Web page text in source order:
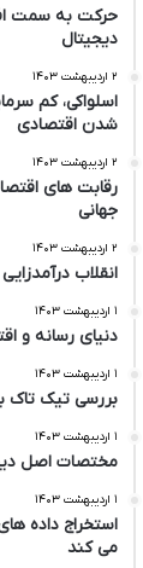
حرکت به سمت
دیجیتال
۲ اردیبهشت ۱۴۰۳
اسلواکی، کم
شدن اقتصادی
۲ اردیبهشت ۱۴۰۳
رقابت های
جهانی
۲ اردیبهشت ۱۴۰۳
انقلاب
۱ اردیبهشت ۱۴۰۳
دنیای رسانه و
۱ اردیبهشت ۱۴۰۳
بررسی تیک تاک
۱ اردیبهشت ۱۴۰۳
مختصات اصل
۱ اردیبهشت ۱۴۰۳
استخراج داده
می کند